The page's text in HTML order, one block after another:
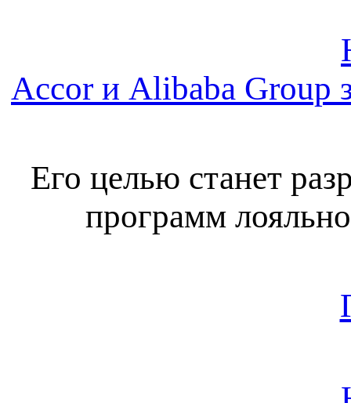
Accor и Alibaba Group
Его целью станет
программ